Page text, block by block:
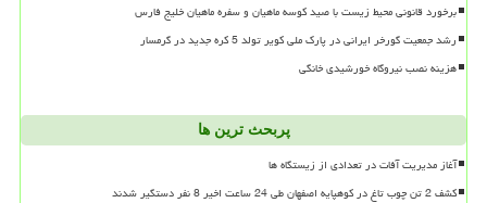
برخورد قانونی محیط زیست با صید کوسه ماهیان و سفره ماهیان خلیج فارس
رشد جمعیت گورخر ایرانی در پارک ملی کویر تولد 5 کره جدید در گرمسار
هزینه نصب نیروگاه خورشیدی خانگی
پربحث ترین ها
آغاز مدیریت آفات در تعدادی از زیستگاه ها
کشف 2 تن چوب تاغ در کوهپایه اصفهان طی 24 ساعت اخیر 8 نفر دستگیر شدند